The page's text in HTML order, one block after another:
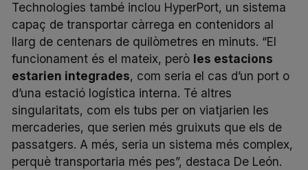
Technologies també inclou HyperPort, un sistema
capaç de transportar càrrega en contenidors al
llarg de centenars de quilòmetres en minuts. “El
funcionament és el mateix, però les estacions
estarien integrades, com seria el cas d’un port o
d’una estació logística interna. Té altres
singularitats, com els tubs per on viatjarien les
mercaderies, que serien més gruixuts que els de
passatgers. A més, seria un sistema més complex,
perquè transportaria més pes”, destaca De León.